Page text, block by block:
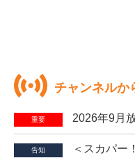
チャンネルか
重要 2026年9月
告知
＜スカパー